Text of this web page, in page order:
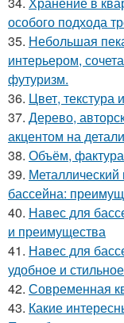
особого подхода
35. Небольшая
интерьером,
футуризм.
36. Цвет, текстура
37. Дерево,
акцентом на
38. Объём,
39. Металлический
бассейна:
40. Навес для
и преимущества
41. Навес для
удобное и
42. Современная
43. Какие